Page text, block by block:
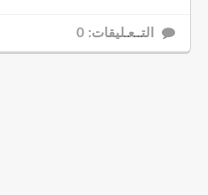
التــعـليقات: 0